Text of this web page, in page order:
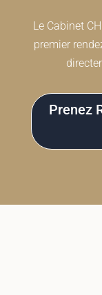
Le Cabinet
premier
Prenez